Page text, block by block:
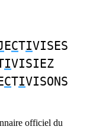
ECTIVISES
IVISIEZ
CTIVISONS
officiel du